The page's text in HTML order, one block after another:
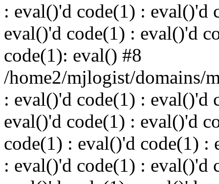
: eval()'d code(1) : eval()'d
eval()'d code(1) : eval()'d
code(1): eval() #8
/home2/mjlogist/domains/
: eval()'d code(1) : eval()'d
eval()'d code(1) : eval()'d
code(1) : eval()'d code(1) :
: eval()'d code(1) : eval()'d